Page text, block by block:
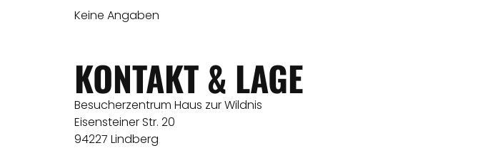
Keine Angaben
KONTAKT & LAGE
Besucherzentrum Haus zur Wildnis
Eisensteiner Str. 20
94227 Lindberg